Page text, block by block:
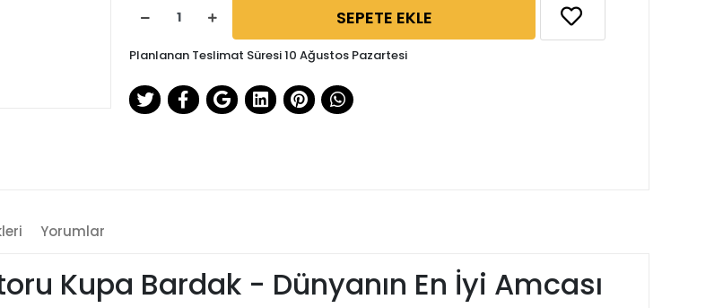
SEPETE EKLE
Planlanan Teslimat Süresi 10 Ağustos Pazartesi
Yorumlar
Kupa Bardak - Dünyanın En İyi Amcası